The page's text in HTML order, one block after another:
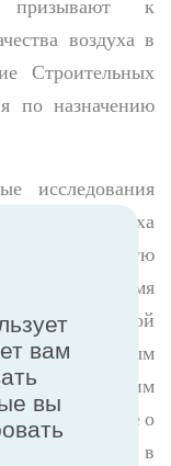
к
воздуха в
Строительных
по назначению
исследования
воздуха
тремя
Школой
и Сиракузским
заключение о
среды в
вам
вы